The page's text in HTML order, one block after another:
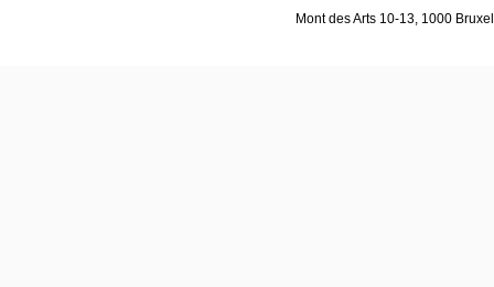
Mont des Arts 10-13, 1000